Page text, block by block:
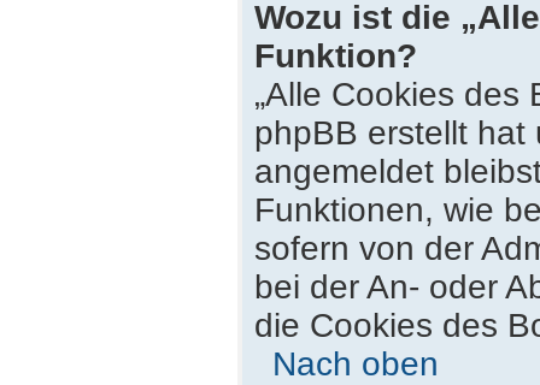
Wozu ist die
Funktion?
„Alle Cookies des
phpBB erstellt hat
angemeldet
Funktionen, wie
sofern von der
bei der An- oder
die Cookies des
Nach oben